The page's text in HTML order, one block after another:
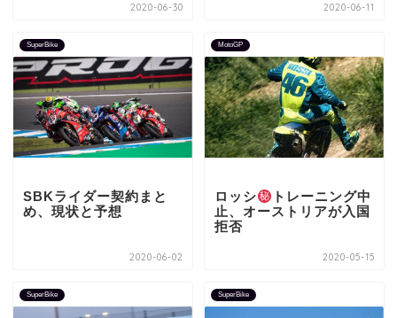
2020-06-30 2020-06-11
SuperBike
SBKライダー契約まと
め、現状と予想
2020-06-02
MotoGP
ロッシ
トレーニング中
止、オーストリアが入国
拒否
2020-05-15
SuperBike SuperBike